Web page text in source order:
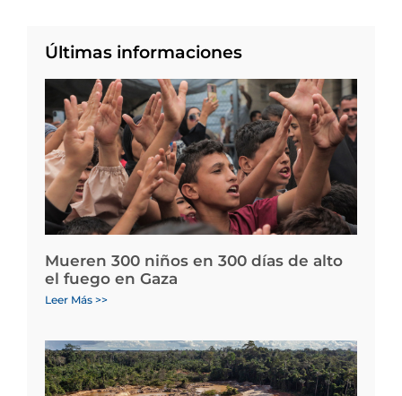
Últimas informaciones
Mueren 300 niños en 300 días de alto
el fuego en Gaza
Leer Más >>